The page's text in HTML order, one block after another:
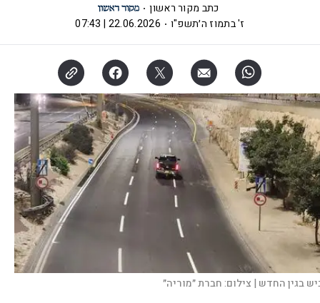
כתב מקור ראשון
ז' בתמוז ה׳תשפ"ו
22.06.2026 | 07:43
בגין החדש | צילום:חברת ״מוריה״